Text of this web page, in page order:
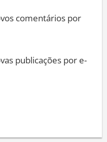
comentários por
publicações por e-